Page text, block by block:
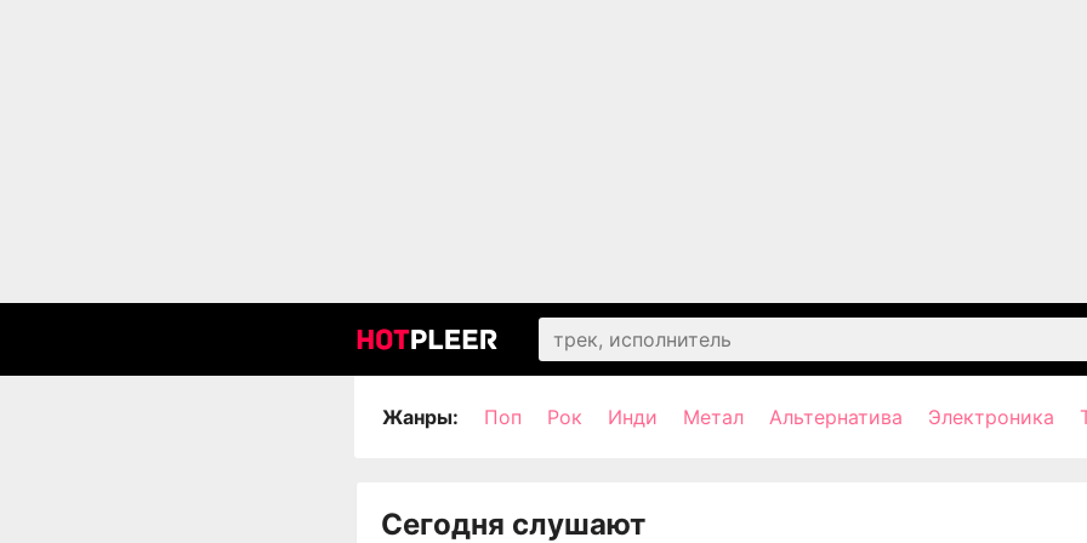
Жанры: Поп Рок Инди Метал Альтернатива Электроника
Сегодня слушают